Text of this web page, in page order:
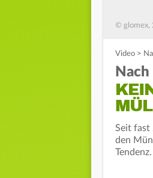
© glomex,
Video >
Seit fast
den
Tendenz.